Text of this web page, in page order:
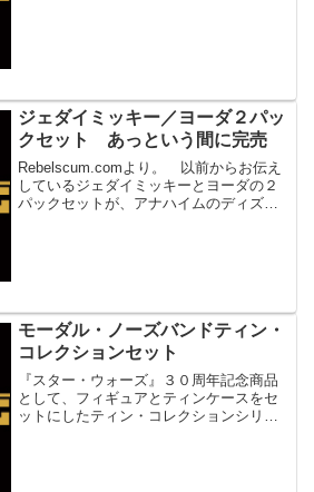
ジェダイミッキー／ヨーダ２パッ
クセット あっという間に完売
Rebelscum.comより。 以前からお伝え
しているジェダイミッキーとヨーダの２
パックセットが、アナハイムのディズニ
モーダル・ノーズバンドティン・
コレクションセット
『スター・ウォーズ』３０周年記念商品
として、フィギュアとティンケースをセ
ットにしたティン・コレクションシリー